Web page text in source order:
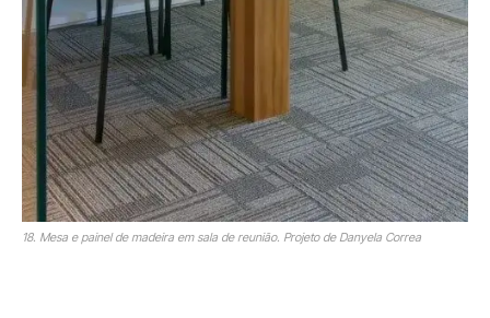
18. Mesa e painel de madeira em sala de reunião. Projeto de Danyela Correa